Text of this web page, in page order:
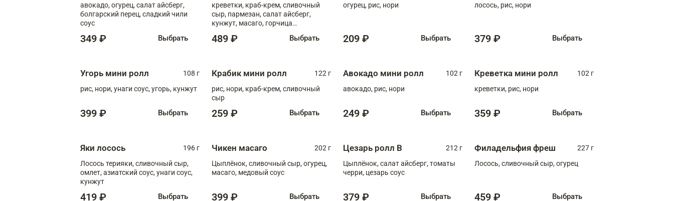
авокадо, огурец, салат айсберг,
болгарский перец, сладкий чили
соус
349 ₽ Выбрать
креветки, краб-крем, сливочный
сыр, пармезан, салат айсберг,
кунжут, масаго, горчица
489 ₽ Выбрать
огурец, рис, нори
209 ₽ Выбрать
лосось, рис, нори
379 ₽ Выбрать
Угорь мини ролл
108 г
рис, нори, унаги соус, угорь, кунжут
399 ₽ Выбрать
Крабик мини ролл
122 г
рис, нори, краб-крем, сливочный
сыр
259 ₽ Выбрать
Авокадо мини ролл
102 г
авокадо, рис, нори
249 ₽ Выбрать
Креветка мини ролл
102 г
креветки, рис, нори
359 ₽ Выбрать
Яки лосось
196 г
Лосось терияки, сливочный сыр,
омлет, азиатский соус, унаги соус,
кунжут
419 ₽ Выбрать
Чикен масаго
202 г
Цыплёнок, сливочный сыр, огурец,
масаго, медовый соус
399 ₽ Выбрать
Цезарь ролл В
212 г
Цыплёнок, салат айсберг, томаты
черри, цезарь соус
379 ₽ Выбрать
Филадельфия фреш
227 г
Лосось, сливочный сыр, огурец
459 ₽ Выбрать